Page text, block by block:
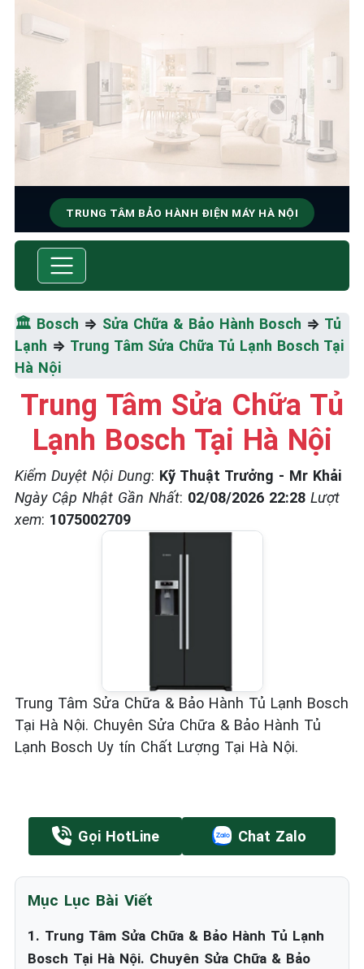
TRUNG TÂM BẢO HÀNH ĐIỆN MÁY HÀ NỘI
SỬA CHỮA & BẢO HÀNH
Thiểu
🏛️ Bosch ⇒ Sửa Chữa & Bảo Hành Bosch ⇒ Tủ
Lạnh ⇒ Trung Tâm Sửa Chữa Tủ Lạnh Bosch Tại
Hà Nội
Trung Tâm Sửa Chữa Tủ
Lạnh Bosch Tại Hà Nội
Kiểm Duyệt Nội Dung: Kỹ Thuật Trưởng - Mr Khải
Ngày Cập Nhật Gần Nhất: 02/08/2026 22:28 Lượt
xem: 1075002709
Trung Tâm Sửa Chữa & Bảo Hành Tủ Lạnh Bosch
Tại Hà Nội. Chuyên Sửa Chữa & Bảo Hành Tủ
Lạnh Bosch Uy tín Chất Lượng Tại Hà Nội.
Gọi HotLine Chat Zalo
Mục Lục Bài Viết
1. Trung Tâm Sửa Chữa & Bảo Hành Tủ Lạnh
Bosch Tại Hà Nội. Chuyên Sửa Chữa & Bảo